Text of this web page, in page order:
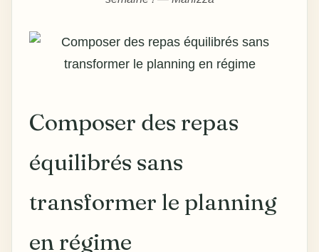
Composer des repas
équilibrés sans
transformer le planning
en régime